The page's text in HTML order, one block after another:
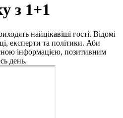
з 1+1
найцікавіші гості. Відомі
експерти та політики. Аби
інформацією, позитивним
день.